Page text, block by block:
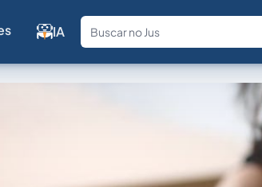
IA
Fale com a IA